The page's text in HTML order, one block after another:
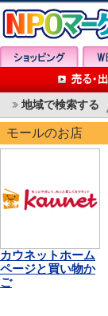
地域で検索する
モールのお店
カウネットホーム
ページと買い物か
ご